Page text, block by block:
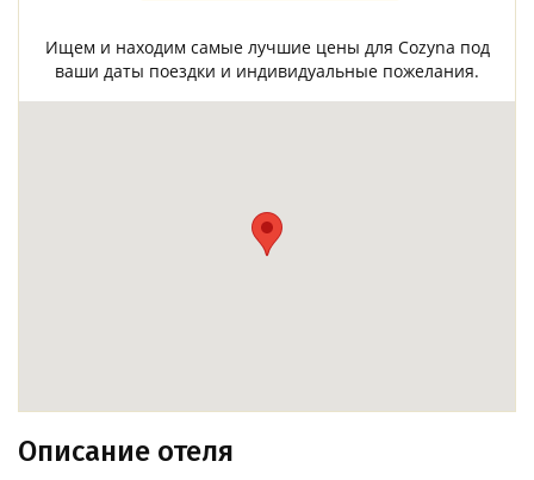
Ищем и находим самые лучшие цены для Cozyna под
ваши даты поездки и индивидуальные пожелания.
Описание отеля